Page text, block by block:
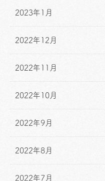
2023年1月
2022年12月
2022年11月
2022年10月
2022年9月
2022年8月
2022年7月